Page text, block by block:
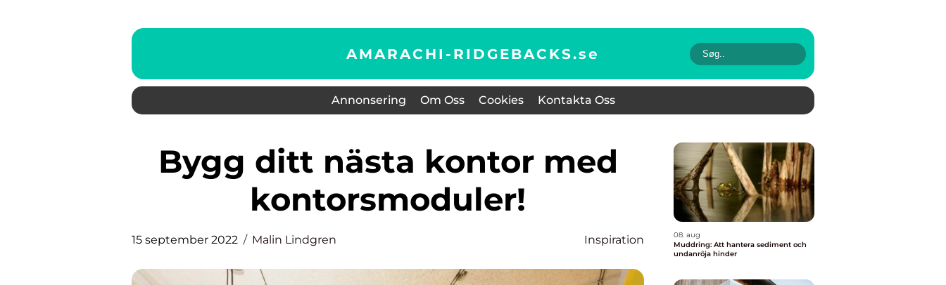
AMARACHI-RIDGEBACKS.se
Annonsering Om Oss Cookies Kontakta Oss
Bygg ditt nästa kontor med
kontorsmoduler!
15 september 2022 Malin Lindgren Inspiration
08. aug
Muddring: Att hantera sediment och
undanröja hinder